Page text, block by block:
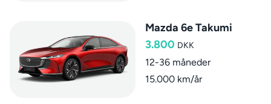
Mazda 6e Takumi
3.800 DKK
12-36 måneder
15.000 km/år